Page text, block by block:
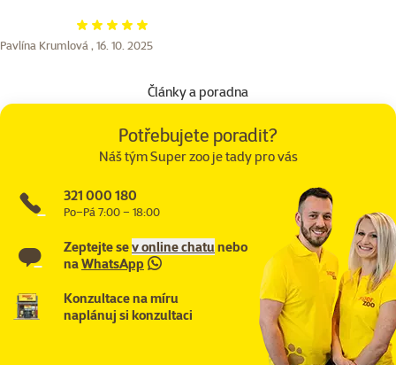
Hodnocení 100%
Pavlína Krumlová , 16. 10. 2025
Články a poradna
Potřebujete poradit?
Náš tým Super zoo je tady pro vás
321 000 180
Po–Pá 7:00 – 18:00
Zeptejte sev online chatu nebo
naWhatsApp
Konzultace na míru
naplánuj si konzultaci